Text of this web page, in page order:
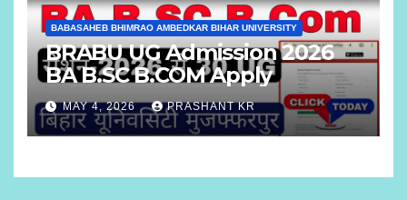
BABASAHEB BHIMRAO AMBEDKAR BIHAR UNIVERSITY
BRABU UG Admission 2026
BA B.SC B.COM Apply
MAY 4, 2026 PRASHANT KR